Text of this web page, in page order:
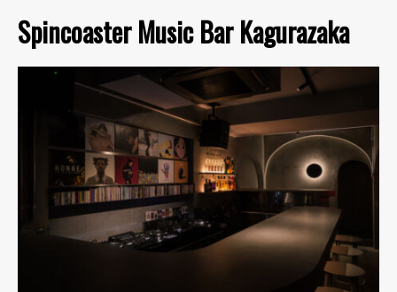
Spincoaster Music Bar Kagurazaka